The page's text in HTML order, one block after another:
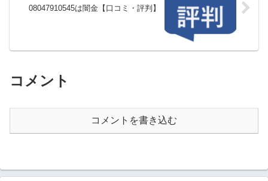
08047910545は闇金【口コミ・評判】
コメント
コメントを書き込む